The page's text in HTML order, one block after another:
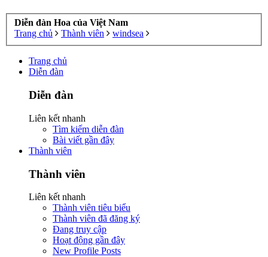
Diễn đàn Hoa của Việt Nam
Trang chủ
Thành viên windsea
Trang chủ
Diễn đàn
Diễn đàn
Liên kết nhanh
Tìm kiếm diễn đàn
Bài viết gần đây
Thành viên
Thành viên
Liên kết nhanh
Thành viên tiêu biểu
Thành viên đã đăng ký
Đang truy cập
Hoạt động gần đây
New Profile Posts